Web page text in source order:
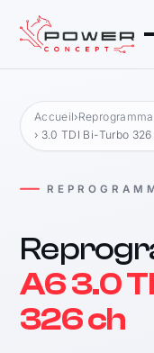
Accueil›
› 3.0 TDI Bi-Turbo
A6 3.0
326 ch